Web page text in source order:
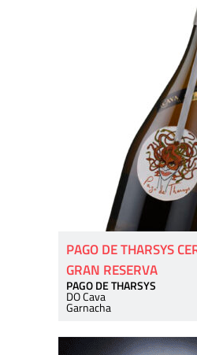
PAGO DE THARSYS
GRAN RESERVA
PAGO DE THARSYS
DO Cava
Garnacha